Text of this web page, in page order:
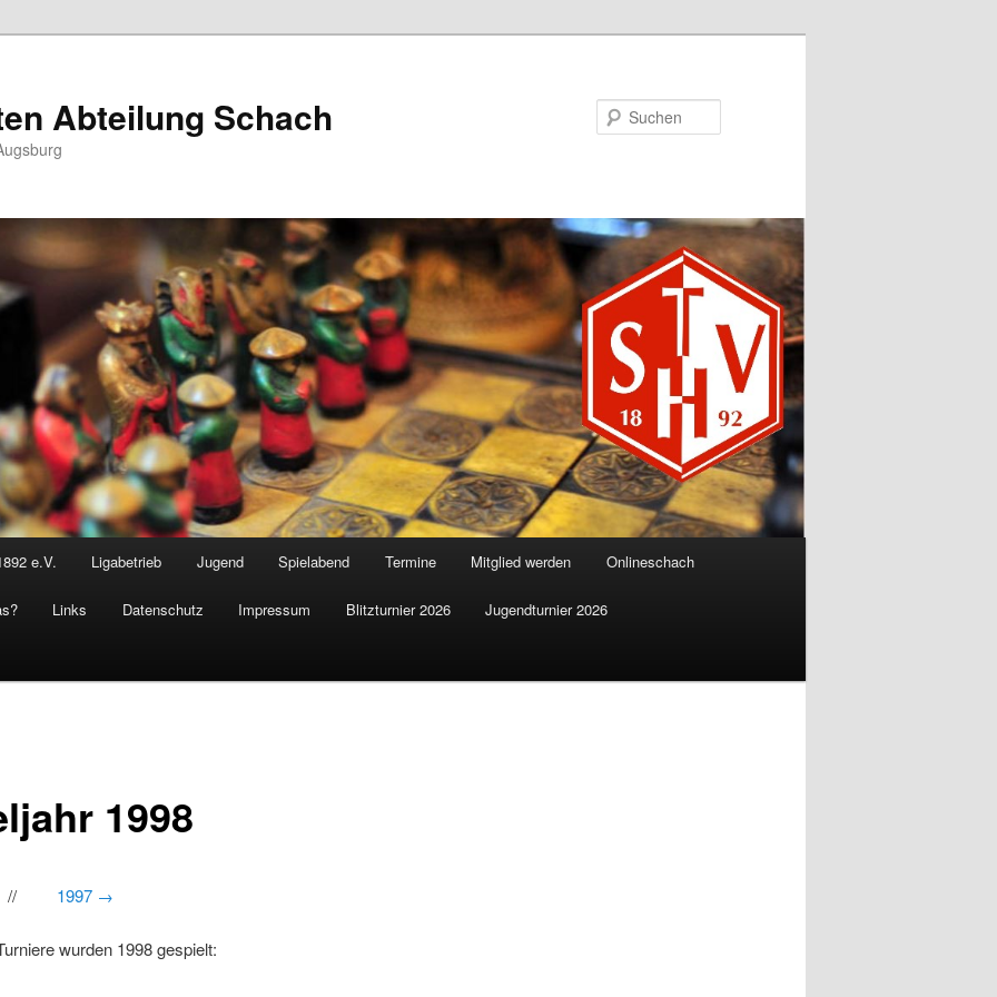
Abteilung Schach
e.V. Ligabetrieb Jugend Spielabend Termine Mitglied werden Onlineschach
Links Datenschutz Impressum Blitzturnier 2026 Jugendturnier 2026
1998
1997 →
wurden 1998 gespielt: